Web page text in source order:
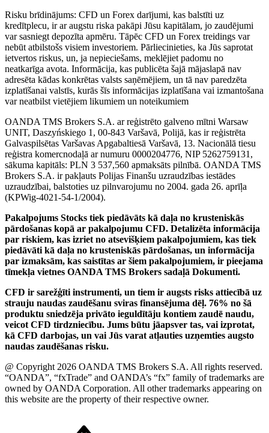
Risku brīdinājums: CFD un Forex darījumi, kas balstīti uz
kredītplecu, ir ar augstu riska pakāpi Jūsu kapitālam, jo zaudējumi
var sasniegt depozīta apmēru. Tāpēc CFD un Forex treidings var
nebūt atbilstošs visiem investoriem. Pārliecinieties, ka Jūs saprotat
ietvertos riskus, un, ja nepieciešams, meklējiet padomu no
neatkarīga avota. Informācija, kas publicēta šajā mājaslapā nav
adresēta kādas konkrētas valsts saņēmējiem, un tā nav paredzēta
izplatīšanai valstīs, kurās šīs informācijas izplatīšana vai izmantošana
var neatbilst vietējiem likumiem un noteikumiem
OANDA TMS Brokers S.A. ar reģistrēto galveno mītni Warsaw
UNIT, Daszyńskiego 1, 00-843 Varšavā, Polijā, kas ir reģistrēta
Galvaspilsētas Varšavas Apgabaltiesā Varšavā, 13. Nacionālā tiesu
reģistra komercnodaļā ar numuru 0000204776, NIP 5262759131,
sākuma kapitāls: PLN 3 537,560 apmaksāts pilnībā. OANDA TMS
Brokers S.A. ir pakļauts Polijas Finanšu uzraudzības iestādes
uzraudzībai, balstoties uz pilnvarojumu no 2004. gada 26. aprīļa
(KPWig-4021-54-1/2004).
Pakalpojums Stocks tiek piedāvāts kā daļa no krusteniskās
pārdošanas kopā ar pakalpojumu CFD. Detalizēta informācija
par riskiem, kas izriet no atsevišķiem pakalpojumiem, kas tiek
piedāvāti kā daļa no krusteniskās pārdošanas, un informācija
par izmaksām, kas saistītas ar šiem pakalpojumiem, ir pieejama
tīmekļa vietnes OANDA TMS Brokers sadaļā Dokumenti.
CFD ir sarežģīti instrumenti, un tiem ir augsts risks attiecībā uz
strauju naudas zaudēšanu sviras finansējuma dēļ. 76% no šā
produktu sniedzēja privāto ieguldītāju kontiem zaudē naudu,
veicot CFD tirdzniecību. Jums būtu jāapsver tas, vai izprotat,
kā CFD darbojas, un vai Jūs varat atļauties uzņemties augsto
naudas zaudēšanas risku.
@ Copyright 2026 OANDA TMS Brokers S.A. All rights reserved.
“OANDA”, “fxTrade” and OANDA’s “fx” family of trademarks are
owned by OANDA Corporation. All other trademarks appearing on
this website are the property of their respective owner.